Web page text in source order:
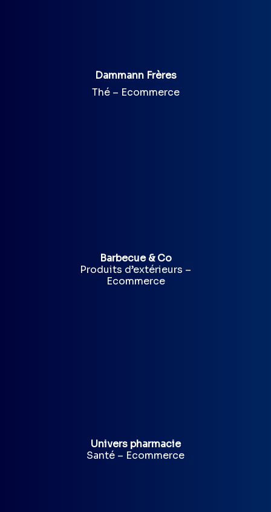
Dammann Frères
Thé – Ecommerce
Barbecue & Co
Produits d’extérieurs –
Ecommerce
Univers pharmacie
Santé – Ecommerce